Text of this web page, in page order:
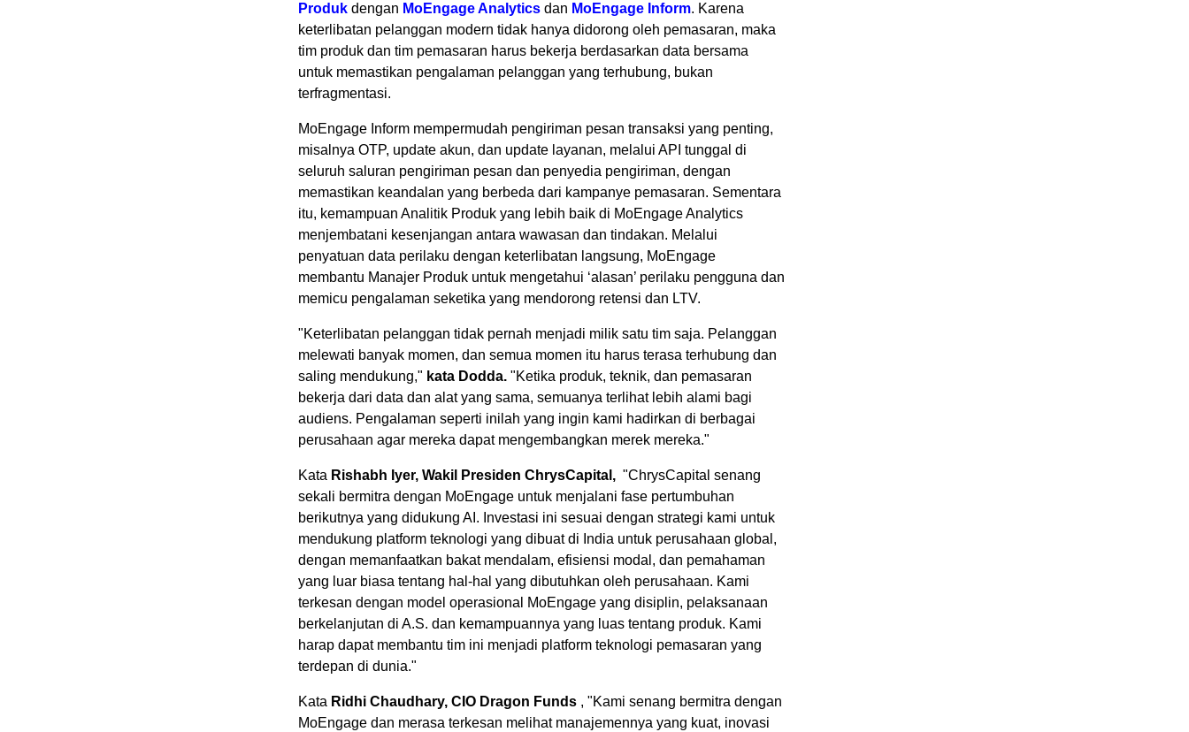
Produk dengan MoEngage Analytics dan MoEngage Inform. Karena
keterlibatan pelanggan modern tidak hanya didorong oleh pemasaran, maka
tim produk dan tim pemasaran harus bekerja berdasarkan data bersama
untuk memastikan pengalaman pelanggan yang terhubung, bukan
terfragmentasi.
MoEngage Inform mempermudah pengiriman pesan transaksi yang penting,
misalnya OTP, update akun, dan update layanan, melalui API tunggal di
seluruh saluran pengiriman pesan dan penyedia pengiriman, dengan
memastikan keandalan yang berbeda dari kampanye pemasaran. Sementara
itu, kemampuan Analitik Produk yang lebih baik di MoEngage Analytics
menjembatani kesenjangan antara wawasan dan tindakan. Melalui
penyatuan data perilaku dengan keterlibatan langsung, MoEngage
membantu Manajer Produk untuk mengetahui ‘alasan’ perilaku pengguna dan
memicu pengalaman seketika yang mendorong retensi dan LTV.
"Keterlibatan pelanggan tidak pernah menjadi milik satu tim saja. Pelanggan
melewati banyak momen, dan semua momen itu harus terasa terhubung dan
saling mendukung," kata Dodda. "Ketika produk, teknik, dan pemasaran
bekerja dari data dan alat yang sama, semuanya terlihat lebih alami bagi
audiens. Pengalaman seperti inilah yang ingin kami hadirkan di berbagai
perusahaan agar mereka dapat mengembangkan merek mereka."
Kata Rishabh Iyer, Wakil Presiden ChrysCapital, "ChrysCapital senang
sekali bermitra dengan MoEngage untuk menjalani fase pertumbuhan
berikutnya yang didukung AI. Investasi ini sesuai dengan strategi kami untuk
mendukung platform teknologi yang dibuat di India untuk perusahaan global,
dengan memanfaatkan bakat mendalam, efisiensi modal, dan pemahaman
yang luar biasa tentang hal-hal yang dibutuhkan oleh perusahaan. Kami
terkesan dengan model operasional MoEngage yang disiplin, pelaksanaan
berkelanjutan di A.S. dan kemampuannya yang luas tentang produk. Kami
harap dapat membantu tim ini menjadi platform teknologi pemasaran yang
terdepan di dunia."
Kata Ridhi Chaudhary, CIO Dragon Funds , "Kami senang bermitra dengan
MoEngage dan merasa terkesan melihat manajemennya yang kuat, inovasi